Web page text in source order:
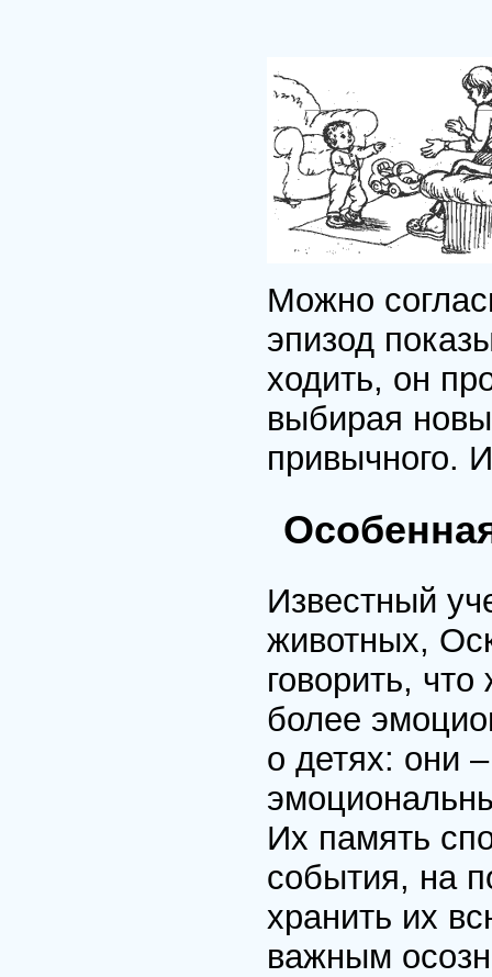
Можно
эпизод
ходить, он
выбирая
привычного.
Известный
животных,
говорить,
более
о детях: они
Их память
события, на
хранить их
важным